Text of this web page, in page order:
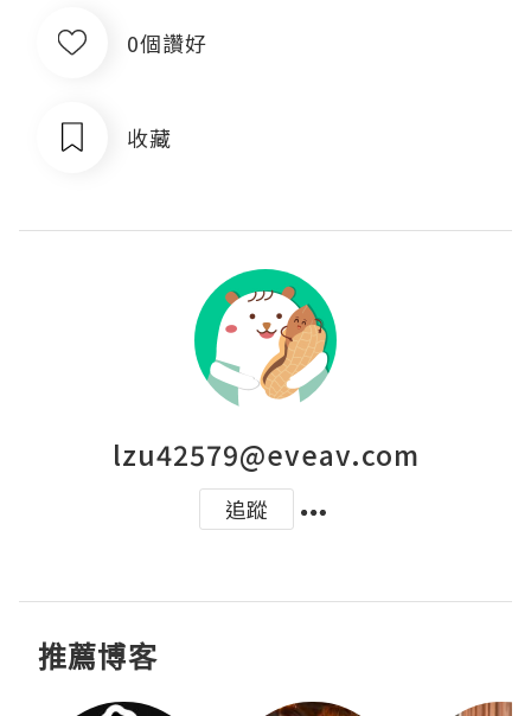
0個讚好
收藏
lzu42579@eveav.com
追蹤
推薦博客